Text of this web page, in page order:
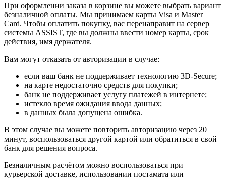
При оформлении заказа в корзине вы можете выбрать вариант
безналичной оплаты. Мы принимаем карты Visa и Master
Card. Чтобы оплатить покупку, вас перенаправит на сервер
системы ASSIST, где вы должны ввести номер карты, срок
действия, имя держателя.
Вам могут отказать от авторизации в случае:
если ваш банк не поддерживает технологию 3D-Secure;
на карте недостаточно средств для покупки;
банк не поддерживает услугу платежей в интернете;
истекло время ожидания ввода данных;
в данных была допущена ошибка.
В этом случае вы можете повторить авторизацию через 20
минут, воспользоваться другой картой или обратиться в свой
банк для решения вопроса.
Безналичным расчётом можно воспользоваться при
курьерской доставке, использовании постамата или